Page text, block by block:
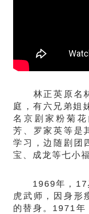
林正英原名林
庭，有六兄弟姐
名京剧家粉菊
芳、罗家英等是
学习，边随剧团
宝、成龙等七小
1969年，17
虎武师，因身形
的替身。1971年